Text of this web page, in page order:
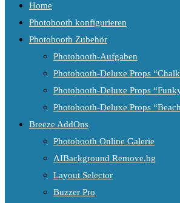
Home
Photobooth konfigurieren
Photobooth Zubehör
Photobooth-Aufgaben
Photobooth-Deluxe Props
Photobooth-Deluxe Props
Photobooth-Deluxe Props
Breeze AddOns
Photobooth Online Galerie
AIBackground Remove.bg
Layout Selector
Buzzer Pro